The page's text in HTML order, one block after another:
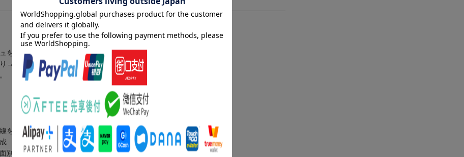
を成功させる発展問題が1冊で学べる！
→書きの3ステップで、しっかり定着させます。
をかく練習
別に学習